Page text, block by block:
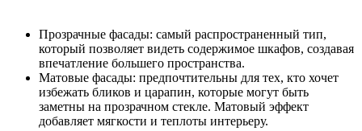
Прозрачные фасады: самый распространенный тип,
который позволяет видеть содержимое шкафов, создавая
впечатление большего пространства.
Матовые фасады: предпочтительны для тех, кто хочет
избежать бликов и царапин, которые могут быть
заметны на прозрачном стекле. Матовый эффект
добавляет мягкости и теплоты интерьеру.